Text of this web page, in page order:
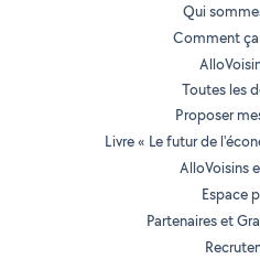
Qui
Comment
Toutes les
Proposer
Livre « Le futur de
AlloVoisins
Espace
Partenaires et